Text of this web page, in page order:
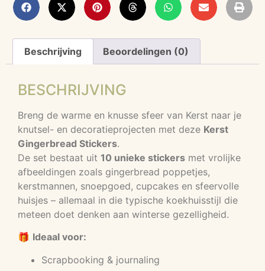
Beschrijving Beoordelingen (0)
BESCHRIJVING
Breng de warme en knusse sfeer van Kerst naar je
knutsel- en decoratieprojecten met deze Kerst
Gingerbread Stickers.
De set bestaat uit 10 unieke stickers met vrolijke
afbeeldingen zoals gingerbread poppetjes,
kerstmannen, snoepgoed, cupcakes en sfeervolle
huisjes – allemaal in die typische koekhuisstijl die
meteen doet denken aan winterse gezelligheid.
🎁 Ideaal voor:
Scrapbooking & journaling